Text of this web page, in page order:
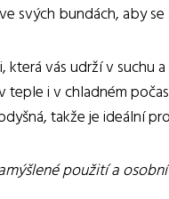
svých bundách, aby
vás udrží v suchu
teple i v chladném
takže je ideální
použití a